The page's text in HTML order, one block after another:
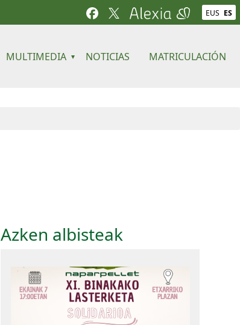
EUS ES
MULTIMEDIA NOTICIAS MATRICULACIÓN
Azken albisteak